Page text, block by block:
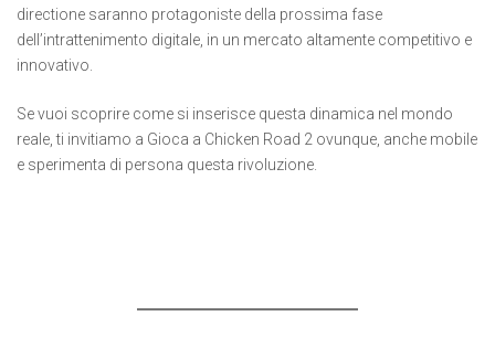
directione saranno protagoniste della prossima fase
dell’intrattenimento digitale, in un mercato altamente competitivo e
innovativo.
Se vuoi scoprire come si inserisce questa dinamica nel mondo
reale, ti invitiamo a Gioca a Chicken Road 2 ovunque, anche mobile
e sperimenta di persona questa rivoluzione.